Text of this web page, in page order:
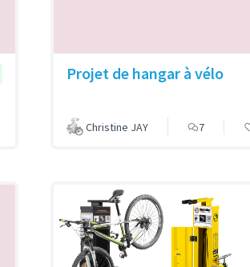
Projet de hangar à vélo
Christine JAY 7